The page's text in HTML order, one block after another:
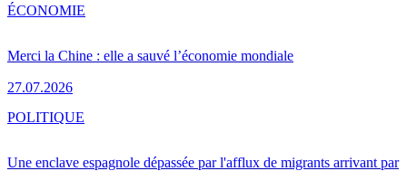
Merci la Chine : elle a sauvé l’économie mondiale
27.07.2026
ÉCONOMIE
Une enclave espagnole dépassée par l'afflux de migrants arrivant par
POLITIQUE